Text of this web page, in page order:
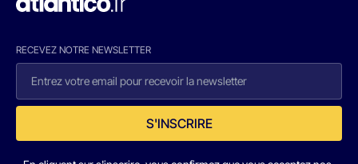
RECEVEZ NOTRE NEWSLETTER
S'INSCRIRE